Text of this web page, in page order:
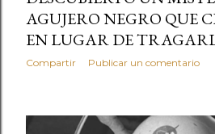
AGUJERO NEGRO QUE
EN LUGAR DE
Compartir Publicar un comentario